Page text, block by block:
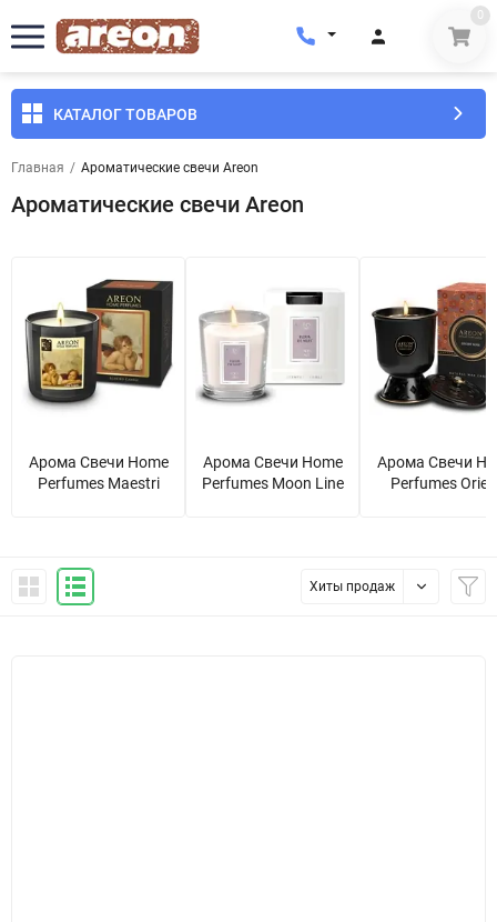
0
КАТАЛОГ ТОВАРОВ
Главная / Ароматические свечи Areon
Ароматические свечи Areon
Арома Свечи Home
Perfumes Maestri
Арома Свечи Home
Perfumes Moon Line
Арома Свечи
Perfumes
Хиты продаж